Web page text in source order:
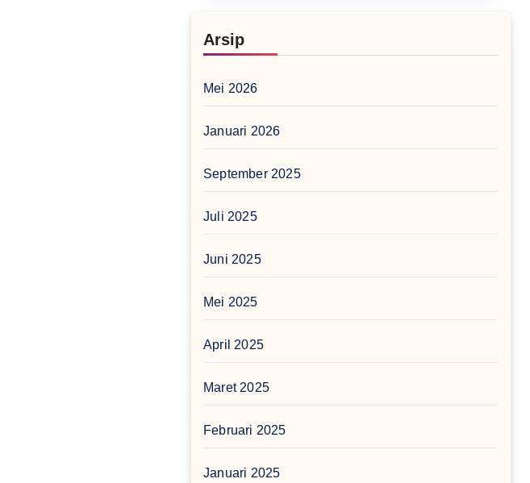
Arsip
Mei 2026
Januari 2026
September 2025
Juli 2025
Juni 2025
Mei 2025
April 2025
Maret 2025
Februari 2025
Januari 2025